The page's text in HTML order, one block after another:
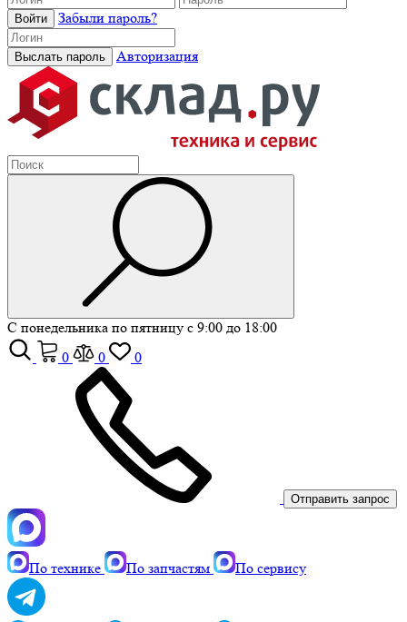
Забыли пароль?
Авторизация
С понедельника по пятницу с 9:00 до 18:00
0
0 0
Отправить запрос
По технике По запчастям По сервису